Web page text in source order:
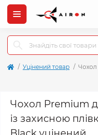
Уцінений товар Чохол
Чохол Premium
із захисною